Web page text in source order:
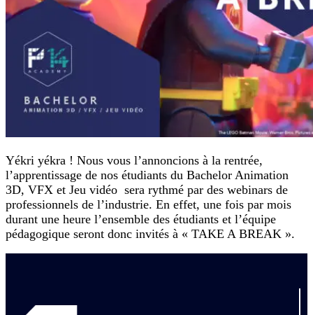
Yékri yékra ! Nous vous l’annoncions à la rentrée,
l’apprentissage de nos étudiants du Bachelor Animation
3D, VFX et Jeu vidéo sera rythmé par des webinars de
professionnels de l’industrie. En effet, une fois par mois
durant une heure l’ensemble des étudiants et l’équipe
pédagogique seront donc invités à « TAKE A BREAK ».